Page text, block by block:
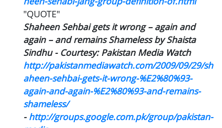
"QUOTE"
Shaheen Sehbai gets it wrong – again and
again – and remains Shameless by Shaista
Sindhu - Courtesy: Pakistan Media Watch
http://pakistanmediawatch.com/2009/09/29/sh
aheen-sehbai-gets-it-wrong-%E2%80%93-
again-and-again-%E2%80%93-and-remains-
shameless/
- http://groups.google.com.pk/group/pakistan-